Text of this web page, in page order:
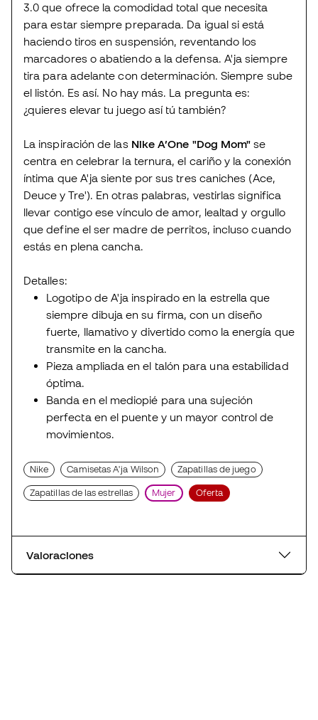
3.0 que ofrece la comodidad total que necesita
para estar siempre preparada. Da igual si está
haciendo tiros en suspensión, reventando los
marcadores o abatiendo a la defensa. A'ja siempre
tira para adelante con determinación. Siempre sube
el listón. Es así. No hay más. La pregunta es:
¿quieres elevar tu juego así tú también?
La inspiración de las Nike A’One "Dog Mom" se
centra en celebrar la ternura, el cariño y la conexión
íntima que A'ja siente por sus tres caniches (Ace,
Deuce y Tre'). En otras palabras, vestirlas significa
llevar contigo ese vínculo de amor, lealtad y orgullo
que define el ser madre de perritos, incluso cuando
estás en plena cancha.
Detalles:
Logotipo de A'ja inspirado en la estrella que
siempre dibuja en su firma, con un diseño
fuerte, llamativo y divertido como la energía que
transmite en la cancha.
Pieza ampliada en el talón para una estabilidad
óptima.
Banda en el mediopié para una sujeción
perfecta en el puente y un mayor control de
movimientos.
Nike Camisetas A'ja Wilson Zapatillas de juego
Zapatillas de las estrellas Mujer Oferta
Valoraciones